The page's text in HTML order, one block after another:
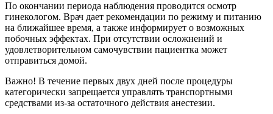
По окончании периода наблюдения проводится осмотр
гинекологом. Врач дает рекомендации по режиму и питанию
на ближайшее время, а также информирует о возможных
побочных эффектах. При отсутствии осложнений и
удовлетворительном самочувствии пациентка может
отправиться домой.
Важно! В течение первых двух дней после процедуры
категорически запрещается управлять транспортными
средствами из-за остаточного действия анестезии.